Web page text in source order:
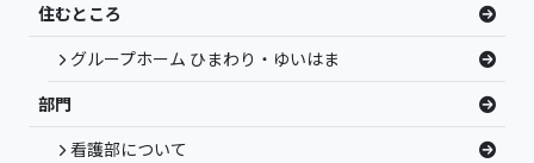
住むところ
グループホーム ひまわり・ゆいはま
部門
看護部について